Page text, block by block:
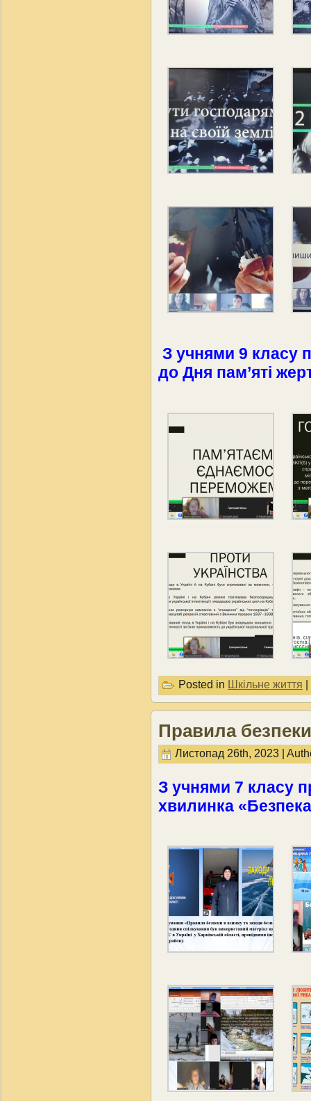
З учнями 9 класу
до Дня пам’яті
Posted in Шкільне життя |
Правила
Листопад 26th, 2023 |
З учнями 7 класу
хвилинка